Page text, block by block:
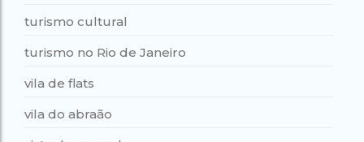
turismo cultural
turismo no Rio de Janeiro
vila de flats
vila do abraão